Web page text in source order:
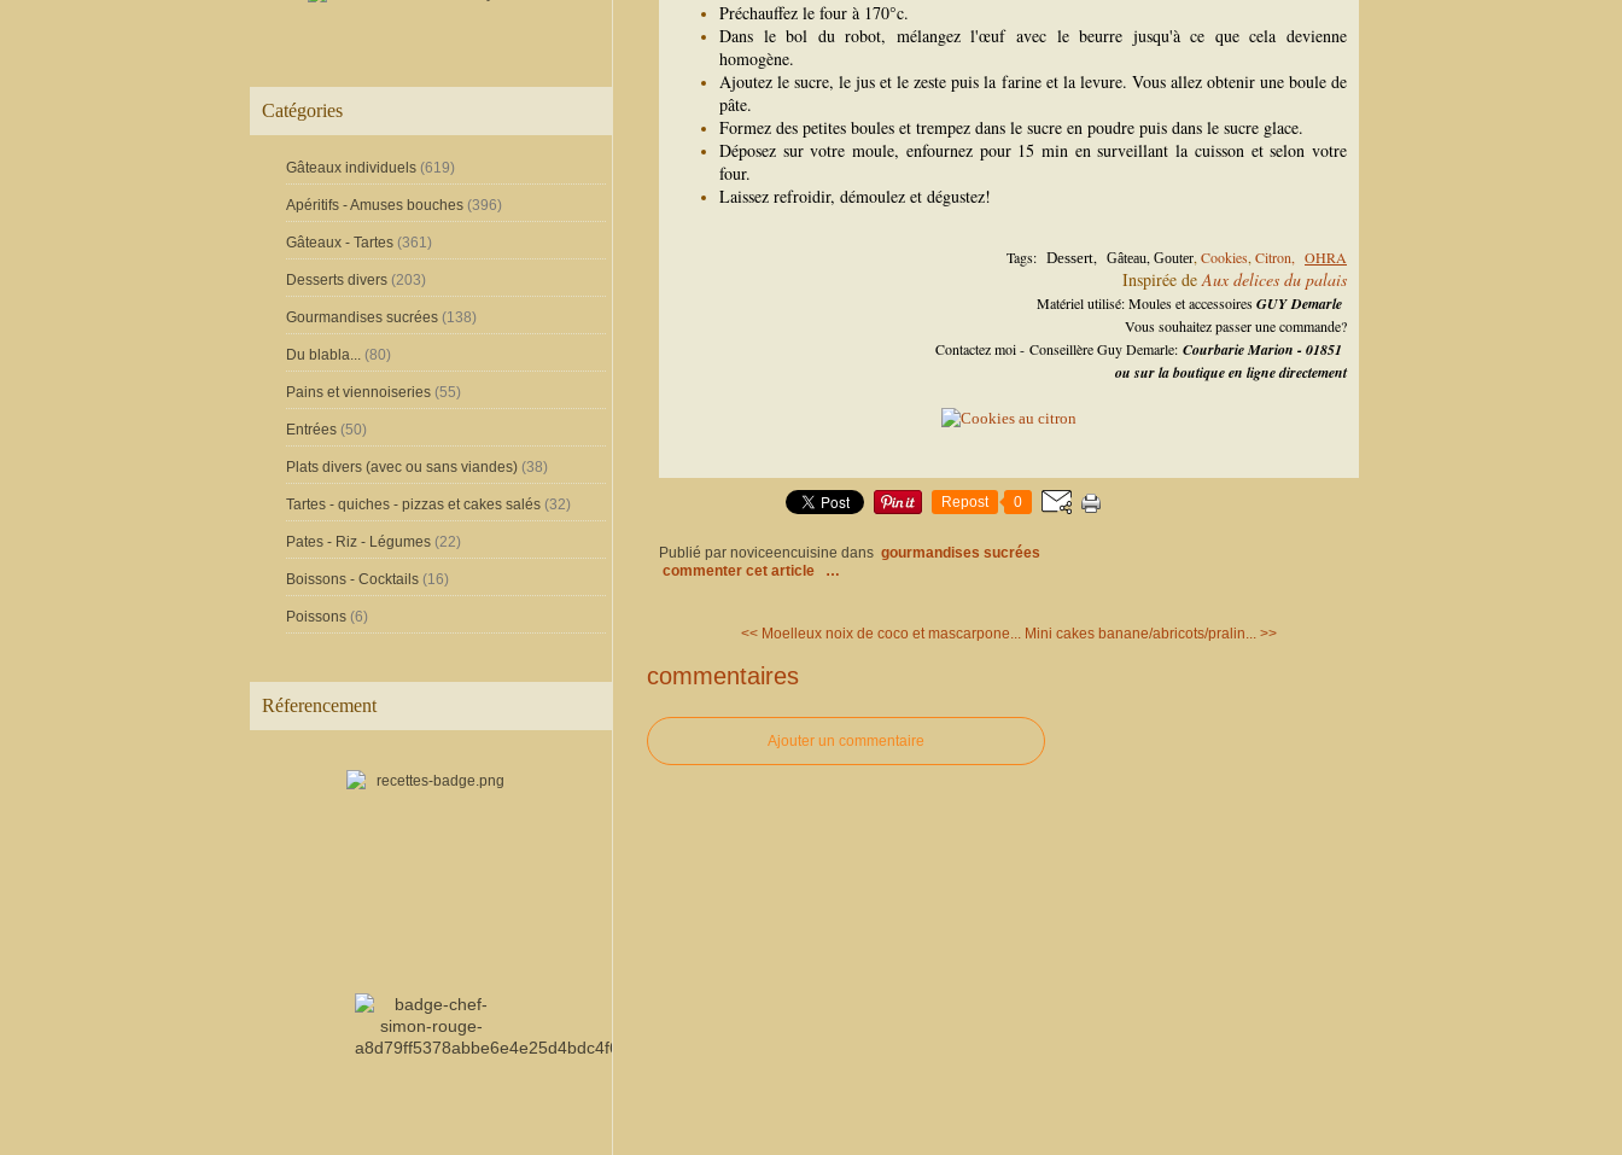
Catégories
Gâteaux individuels (619)
Apéritifs - Amuses bouches (396)
Gâteaux - Tartes (361)
Desserts divers (203)
Gourmandises sucrées (138)
Du blabla... (80)
Pains et viennoiseries (55)
Entrées (50)
Plats divers (avec ou sans viandes) (38)
Tartes - quiches - pizzas et cakes salés (32)
Pates - Riz - Légumes (22)
Boissons - Cocktails (16)
Poissons (6)
Réferencement
Préchauffez le four à 170°c.
Dans le bol du robot, mélangez l'œuf avec le beurre jusqu'à ce que cela devienne
homogène.
Ajoutez le sucre, le jus et le zeste puis la farine et la levure. Vous allez obtenir une boule de
pâte.
Formez des petites boules et trempez dans le sucre en poudre puis dans le sucre glace.
Déposez sur votre moule, enfournez pour 15 min en surveillant la cuisson et selon votre
four.
Laissez refroidir, démoulez et dégustez!
Tags: Dessert, Gâteau, Gouter, Cookies, Citron, OHRA
Inspirée deAux delices du palais
Matériel utilisé: Moules et accessoiresGUY Demarle
Vous souhaitez passer une commande?
Contactez moi - Conseillère Guy Demarle: Courbarie Marion - 01851
ou sur la boutique en ligne directement
Repost 0
Publié par noviceencuisine dans gourmandises sucrées
commenter cet article
…
<< Moelleux noix de coco et mascarpone... Mini cakes banane/abricots/pralin... >>
commentaires
Ajouter un commentaire